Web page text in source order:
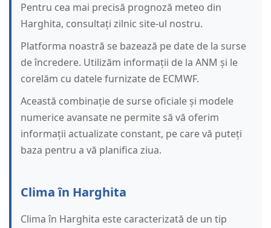
Pentru cea mai precisă prognoză meteo din
Harghita, consultați zilnic site-ul nostru.
Platforma noastră se bazează pe date de la surse
de încredere. Utilizăm informații de la ANM și le
corelăm cu datele furnizate de ECMWF.
Această combinație de surse oficiale și modele
numerice avansate ne permite să vă oferim
informații actualizate constant, pe care vă puteți
baza pentru a vă planifica ziua.
Clima în Harghita
Clima în Harghita este caracterizată de un tip